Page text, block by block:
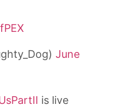
June
is live